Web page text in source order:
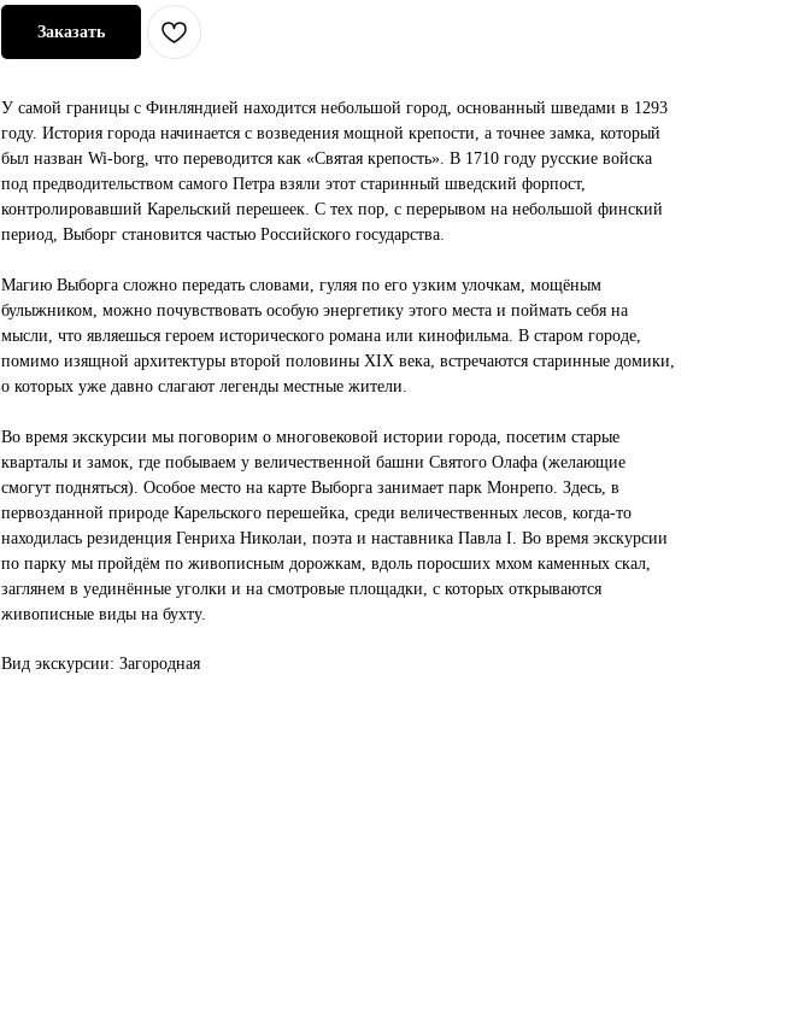
Заказать
У самой границы с Финляндией находится небольшой город, основанный шведами в 1293
году. История города начинается с возведения мощной крепости, а точнее замка, который
был назван Wi-borg, что переводится как «Святая крепость». В 1710 году русские войска
под предводительством самого Петра взяли этот старинный шведский форпост,
контролировавший Карельский перешеек. С тех пор, с перерывом на небольшой финский
период, Выборг становится частью Российского государства.
Магию Выборга сложно передать словами, гуляя по его узким улочкам, мощёным
булыжником, можно почувствовать особую энергетику этого места и поймать себя на
мысли, что являешься героем исторического романа или кинофильма. В старом городе,
помимо изящной архитектуры второй половины XIX века, встречаются старинные домики,
о которых уже давно слагают легенды местные жители.
Во время экскурсии мы поговорим о многовековой истории города, посетим старые
кварталы и замок, где побываем у величественной башни Святого Олафа (желающие
смогут подняться). Особое место на карте Выборга занимает парк Монрепо. Здесь, в
первозданной природе Карельского перешейка, среди величественных лесов, когда-то
находилась резиденция Генриха Николаи, поэта и наставника Павла I. Во время экскурсии
по парку мы пройдём по живописным дорожкам, вдоль поросших мхом каменных скал,
заглянем в уединённые уголки и на смотровые площадки, с которых открываются
живописные виды на бухту.
Вид экскурсии: Загородная